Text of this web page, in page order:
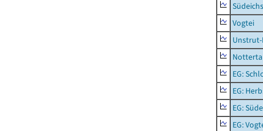
Vogtei
EG:
EG:
EG:
EG: